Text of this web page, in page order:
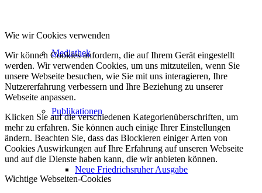
Mediathek
Publikationen
Neue Friedrichsruher Ausgabe
Wie wir Cookies verwenden
Wir können Cookies anfordern, die auf Ihrem Gerät eingestellt
werden. Wir verwenden Cookies, um uns mitzuteilen, wenn Sie
unsere Webseite besuchen, wie Sie mit uns interagieren, Ihre
Nutzererfahrung verbessern und Ihre Beziehung zu unserer
Webseite anpassen.
Klicken Sie auf die verschiedenen Kategorienüberschriften, um
mehr zu erfahren. Sie können auch einige Ihrer Einstellungen
ändern. Beachten Sie, dass das Blockieren einiger Arten von
Cookies Auswirkungen auf Ihre Erfahrung auf unseren Webseite
und auf die Dienste haben kann, die wir anbieten können.
Wichtige Webseiten-Cookies